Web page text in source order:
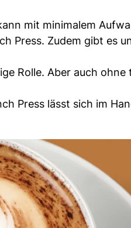
mit minimalem
Press. Zudem gibt es
Rolle. Aber auch
Press lässt sich im